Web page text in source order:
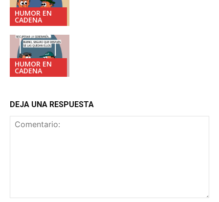
HUMOR EN
CADENA
HUMOR EN
CADENA
DEJA UNA RESPUESTA